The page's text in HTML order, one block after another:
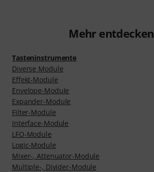
Mehr entdecken
Tasteninstrumente
Diverse Module
Effekt-Module
Envelope-Module
Expander-Module
Filter-Module
Interface-Module
LFO-Module
Logic-Module
Mixer-, Attenuator-Module
Multiple-, Divider-Module